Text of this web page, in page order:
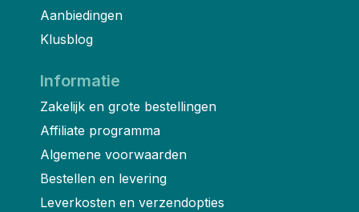
Aanbiedingen
Klusblog
Informatie
Zakelijk en grote bestellingen
Affiliate programma
Algemene voorwaarden
Bestellen en levering
Leverkosten en verzendopties